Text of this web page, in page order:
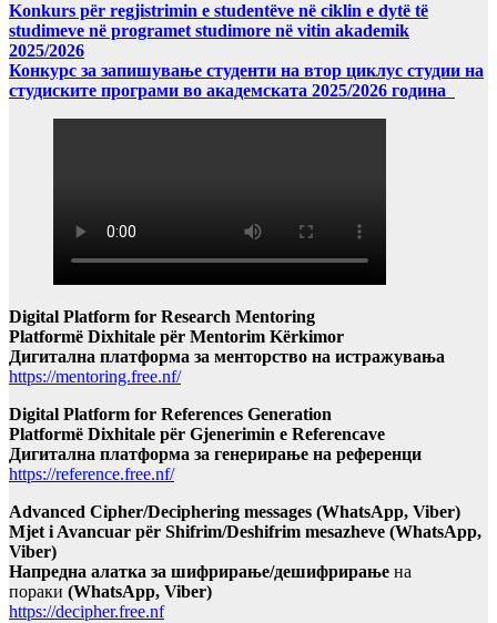
Konkurs për regjistrimin e studentëve në ciklin e dytë të
studimeve në programet studimore në vitin akademik
2025/2026
Конкурс за запишување студенти на втор циклус студии на
студиските програми во академската 2025/2026 година
Digital Platform for Research Mentoring
Platformë Dixhitale për Mentorim Kërkimor
Дигитална платформа за менторство на истражувања
https://mentoring.free.nf/
Digital Platform for References Generation
Platformë Dixhitale për Gjenerimin e Referencave
Дигитална платформа за генерирање на референци
https://reference.free.nf/
Advanced Cipher/Deciphering messages (WhatsApp, Viber)
Mjet i Avancuar për Shifrim/Deshifrim mesazheve (WhatsApp,
Viber)
Напредна алатка за шифрирање/дешифрирање на
пораки (WhatsApp, Viber)
https://decipher.free.nf